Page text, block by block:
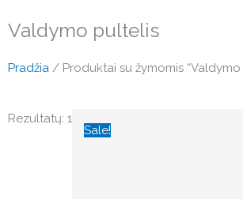
Valdymo pultelis
Pradžia / Produktai su žymomis “Valdymo
Rezultatų: 1
Sale!